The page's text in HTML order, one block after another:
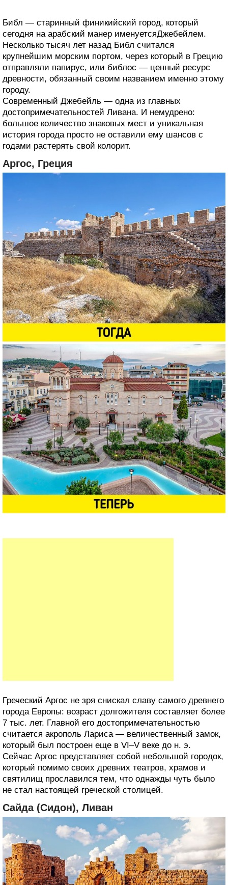
Библ — старинный финикийский город, который
сегодня на арабский манер именуетсяДжебейлем.
Несколько тысяч лет назад Библ считался
крупнейшим морским портом, через который в Грецию
отправляли папирус, или библос — ценный ресурс
древности, обязанный своим названием именно этому
городу.
Современный Джебейль — одна из главных
достопримечательностей Ливана. И немудрено:
большое количество знаковых мест и уникальная
история города просто не оставили ему шансов с
годами растерять свой колорит.
Аргос, Греция
Греческий Аргос не зря снискал славу самого древнего
города Европы: возраст долгожителя составляет более
7 тыс. лет. Главной его достопримечательностью
считается акрополь Лариса — величественный замок,
который был построен еще в VI–V веке до н. э.
Сейчас Аргос представляет собой небольшой городок,
который помимо своих древних театров, храмов и
святилищ прославился тем, что однажды чуть было
не стал настоящей греческой столицей.
Сайда (Сидон), Ливан